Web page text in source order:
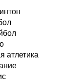
атлетика